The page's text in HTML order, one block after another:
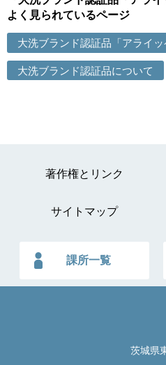
よく見られているページ
大洗ブランド認証品「アライッ
大洗ブランド認証品について
著作権とリンク
サイトマップ
課所一覧
茨城県